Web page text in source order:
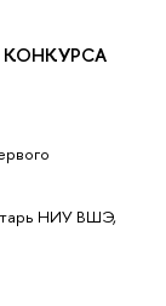
НИУ ВШЭ,